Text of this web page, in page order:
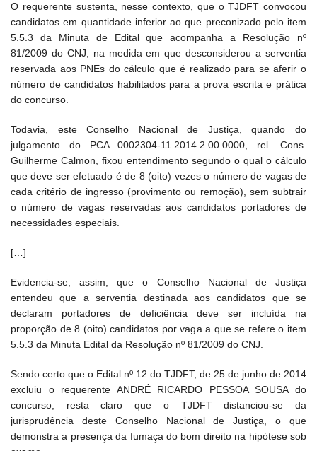
O requerente sustenta, nesse contexto, que o TJDFT convocou
candidatos em quantidade inferior ao que preconizado pelo item
5.5.3 da Minuta de Edital que acompanha a Resolução nº
81/2009 do CNJ, na medida em que desconsiderou a serventia
reservada aos PNEs do cálculo que é realizado para se aferir o
número de candidatos habilitados para a prova escrita e prática
do concurso.
Todavia, este Conselho Nacional de Justiça, quando do
julgamento do PCA 0002304-11.2014.2.00.0000, rel. Cons.
Guilherme Calmon, fixou entendimento segundo o qual o cálculo
que deve ser efetuado é de 8 (oito) vezes o número de vagas de
cada critério de ingresso (provimento ou remoção), sem subtrair
o número de vagas reservadas aos candidatos portadores de
necessidades especiais.
[…]
Evidencia-se, assim, que o Conselho Nacional de Justiça
entendeu que a serventia destinada aos candidatos que se
declaram portadores de deficiência deve ser incluída na
proporção de 8 (oito) candidatos por vaga a que se refere o item
5.5.3 da Minuta Edital da Resolução nº 81/2009 do CNJ.
Sendo certo que o Edital nº 12 do TJDFT, de 25 de junho de 2014
excluiu o requerente ANDRÉ RICARDO PESSOA SOUSA do
concurso, resta claro que o TJDFT distanciou-se da
jurisprudência deste Conselho Nacional de Justiça, o que
demonstra a presença da fumaça do bom direito na hipótese sob